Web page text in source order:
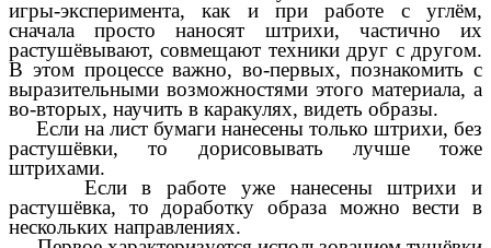
игры-эксперимента, как и при работе с углём,
сначала просто наносят штрихи, частично их
растушёвывают, совмещают техники друг с другом.
В этом процессе важно, во-первых, познакомить с
выразительными возможностями этого материала, а
во-вторых, научить в каракулях, видеть образы.
Если на лист бумаги нанесены только штрихи, без
растушёвки, то дорисовывать лучше тоже
штрихами.
Если в работе уже нанесены штрихи и
растушёвка, то доработку образа можно вести в
нескольких направлениях.